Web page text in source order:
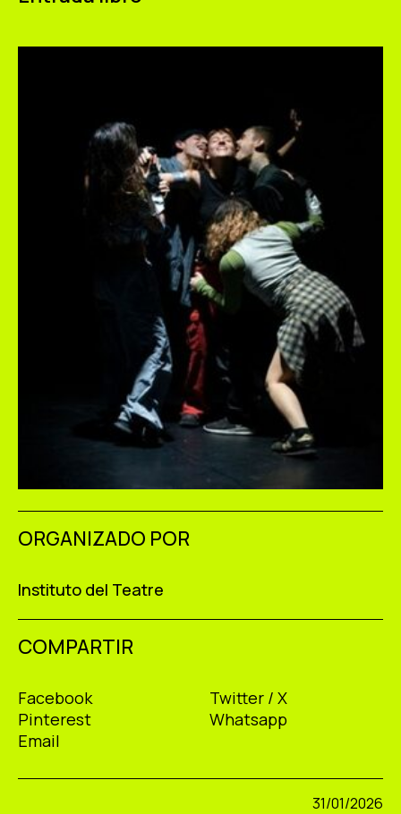
ORGANIZADO POR
Instituto del Teatre
COMPARTIR
Facebook
Twitter / X
Pinterest
Whatsapp
Email
31/01/2026